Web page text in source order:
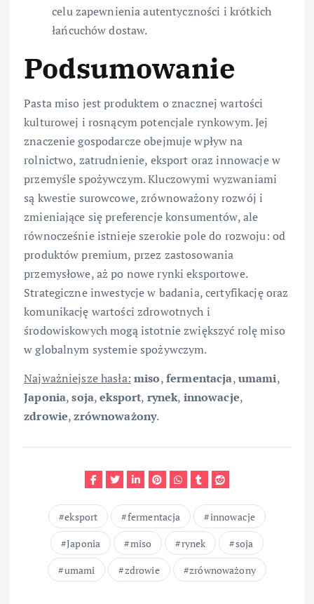
celu zapewnienia autentyczności i krótkich
łańcuchów dostaw.
Podsumowanie
Pasta miso jest produktem o znacznej wartości
kulturowej i rosnącym potencjale rynkowym. Jej
znaczenie gospodarcze obejmuje wpływ na
rolnictwo, zatrudnienie, eksport oraz innowacje w
przemyśle spożywczym. Kluczowymi wyzwaniami
są kwestie surowcowe, zrównoważony rozwój i
zmieniające się preferencje konsumentów, ale
równocześnie istnieje szerokie pole do rozwoju: od
produktów premium, przez zastosowania
przemysłowe, aż po nowe rynki eksportowe.
Strategiczne inwestycje w badania, certyfikację oraz
komunikację wartości zdrowotnych i
środowiskowych mogą istotnie zwiększyć rolę miso
w globalnym systemie spożywczym.
Najważniejsze hasła: miso,fermentacja,umami,
Japonia,soja,eksport, rynek, innowacje,
zdrowie,zrównoważony.
eksport fermentacja
innowacje
Japonia
miso rynek
soja
umami
zdrowie zrównoważony